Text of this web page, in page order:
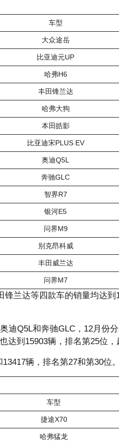
车型
大众途岳
比亚迪元UP
哈弗H6
丰田锋兰达
哈弗大狗
本田皓影
比亚迪宋PLUS EV
奥迪Q5L
奔驰GLC
智界R7
银河E5
问界M9
别克昂科威
丰田威兰达
问界M7
兰达等四款车的销量均达
Q5L和奔驰GLC，12月份
到15903辆，排名第25位，
辆，排名第27和第30位。
车型
捷途X70
哈弗猛龙